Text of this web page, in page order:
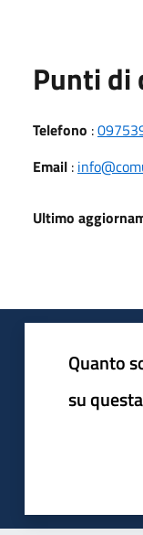
Punti di
Telefono :
Email :
Ultimo
Quanto
su